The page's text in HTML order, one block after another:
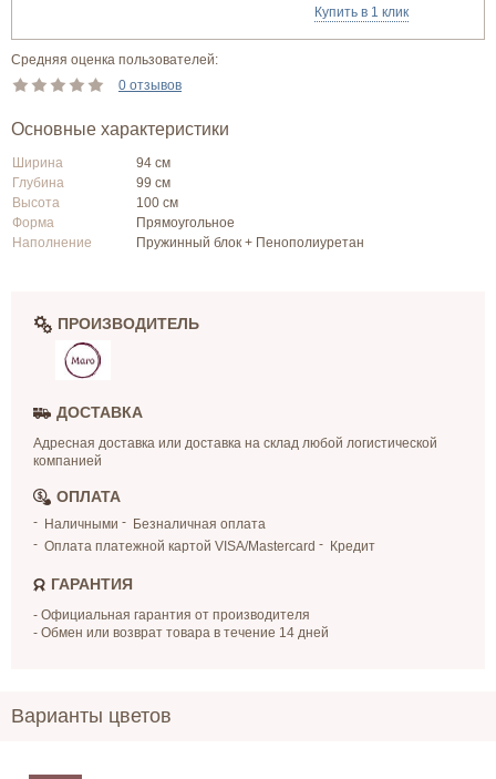
Купить в 1 клик
Средняя оценка пользователей:
0 отзывов
Основные характеристики
Ширина
94 см
Глубина
99 см
Высота
100 см
Форма
Прямоугольное
Наполнение
Пружинный блок + Пенополиуретан
ПРОИЗВОДИТЕЛЬ
ДОСТАВКА
Адресная доставка или доставка на склад любой логистической
компанией
ОПЛАТА
Наличными
Безналичная оплата
Оплата платежной картой VISA/Mastercard
Кредит
ГАРАНТИЯ
- Официальная гарантия от производителя
- Обмен или возврат товара в течение 14 дней
Варианты цветов